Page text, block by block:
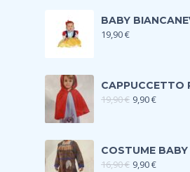
BABY
19,90€
CAPPUCCETTO
19,90€ 9,90€
COSTUME
16,90€ 9,90€